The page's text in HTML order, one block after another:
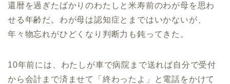
還暦を過ぎたばかりのわたしと米寿前のわが母を思わ
せる年齢だ。わが母は認知症とまではいかないが、
年々物忘れがひどくなり判断力も鈍ってきた。
10年前には、わたしが車で病院まで送れば自分で受付
から会計まで済ませて「終わったよ」と電話をかけて